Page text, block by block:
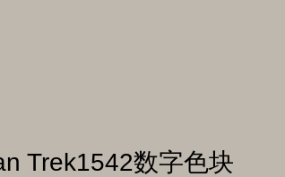
Trek1542数字色块